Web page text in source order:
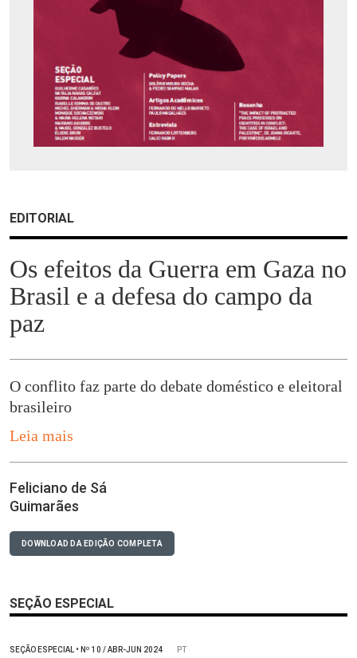
EDITORIAL
Os efeitos da Guerra em Gaza no
Brasil e a defesa do campo da
paz
O conflito faz parte do debate doméstico e eleitoral
brasileiro
Leia mais
Feliciano de Sá
Guimarães
DOWNLOAD DA EDIÇÃO COMPLETA
SEÇÃO ESPECIAL
SEÇÃO ESPECIAL• Nº 10 / ABR-JUN 2024 PT